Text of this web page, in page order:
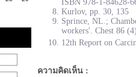
ISBN 978-1-84628-
Kurlov, pp. 30, 135
Sprince, NL.;
workers'. Chest 86
12th Report on
ความคิดเห็น :